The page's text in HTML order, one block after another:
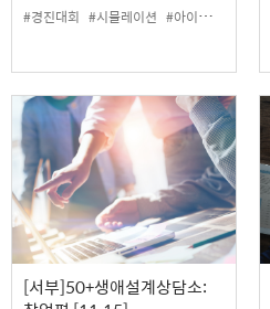
#경진대회 #시뮬레이션 #아이디어
[서부]50+생애설계상담소: